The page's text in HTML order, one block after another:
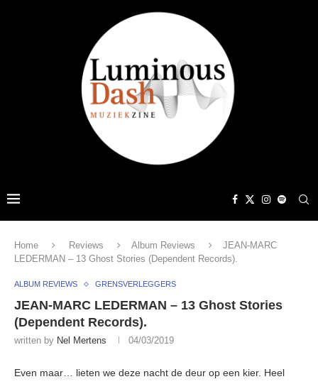
Home Reviews Album Reviews
JEAN-MARC
LEDERMAN – 13 Ghost Stories (Dependent Records).
ALBUM REVIEWS GRENSVERLEGGERS
JEAN-MARC LEDERMAN – 13 Ghost Stories
(Dependent Records).
written by Nel Mertens 04/03/2019
Even maar… lieten we deze nacht de deur op een kier. Heel